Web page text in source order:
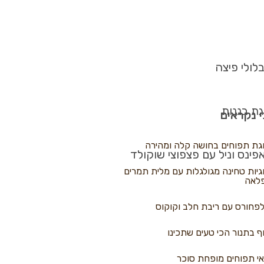
פיצה
בננות
וניל עם פצפוצי שוקולד
נקראים
תפוחים בחושה קלה ומהירה
טחינה מגולגלות עם מלית תמרים
עם ריבת חלב וקוקוס
בתנור הכי טעים שתכינו
תפוחים מופחת סוכר